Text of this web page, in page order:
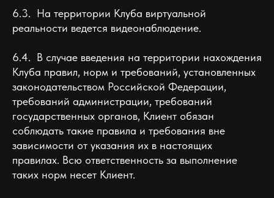
6.3. На территории Клуба виртуальной
реальности ведется видеонаблюдение.
6.4. В случае введения на территории нахождения
Клуба правил, норм и требований, установленных
законодательством Российской Федерации,
требований администрации, требований
государственных органов, Клиент обязан
соблюдать такие правила и требования вне
зависимости от указания их в настоящих
правилах. Всю ответственность за выполнение
таких норм несет Клиент.